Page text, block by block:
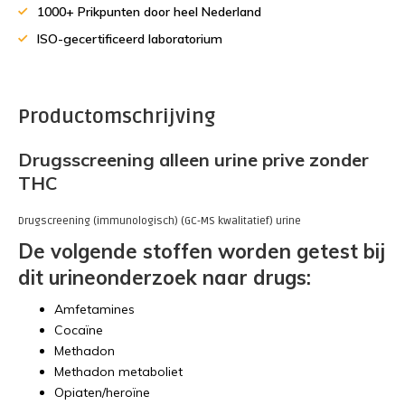
1000+ Prikpunten door heel Nederland
ISO-gecertificeerd laboratorium
Productomschrijving
Drugsscreening alleen urine prive zonder
THC
Drugscreening (immunologisch) (GC-MS kwalitatief) urine
De volgende stoffen worden getest bij
dit urineonderzoek naar drugs:
Amfetamines
Cocaïne
Methadon
Methadon metaboliet
Opiaten/heroïne